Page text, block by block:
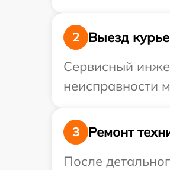
2
Выезд
Сервисный
неисправности
3
Ремонт
После